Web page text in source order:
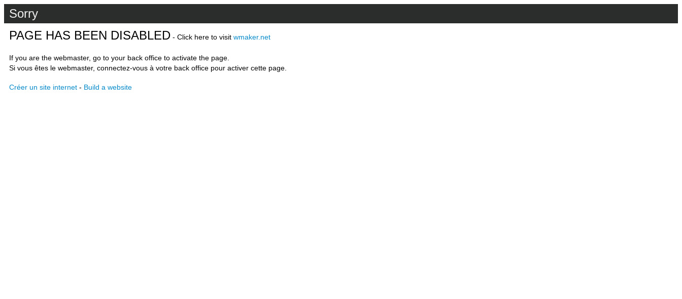
Sorry
PAGE HAS BEEN DISABLED - Click here to visit wmaker.net
If you are the webmaster, go to your back office to activate the page.
Si vous êtes le webmaster, connectez-vous à votre back office pour activer cette page.
Créer un site internet - Build a website